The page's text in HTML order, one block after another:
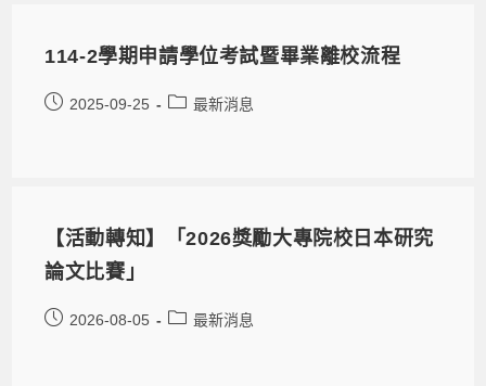
114-2學期申請學位考試暨畢業離校流程
2025-09-25 最新消息
【活動轉知】「2026獎勵大專院校日本研究
論文比賽」
2026-08-05 最新消息